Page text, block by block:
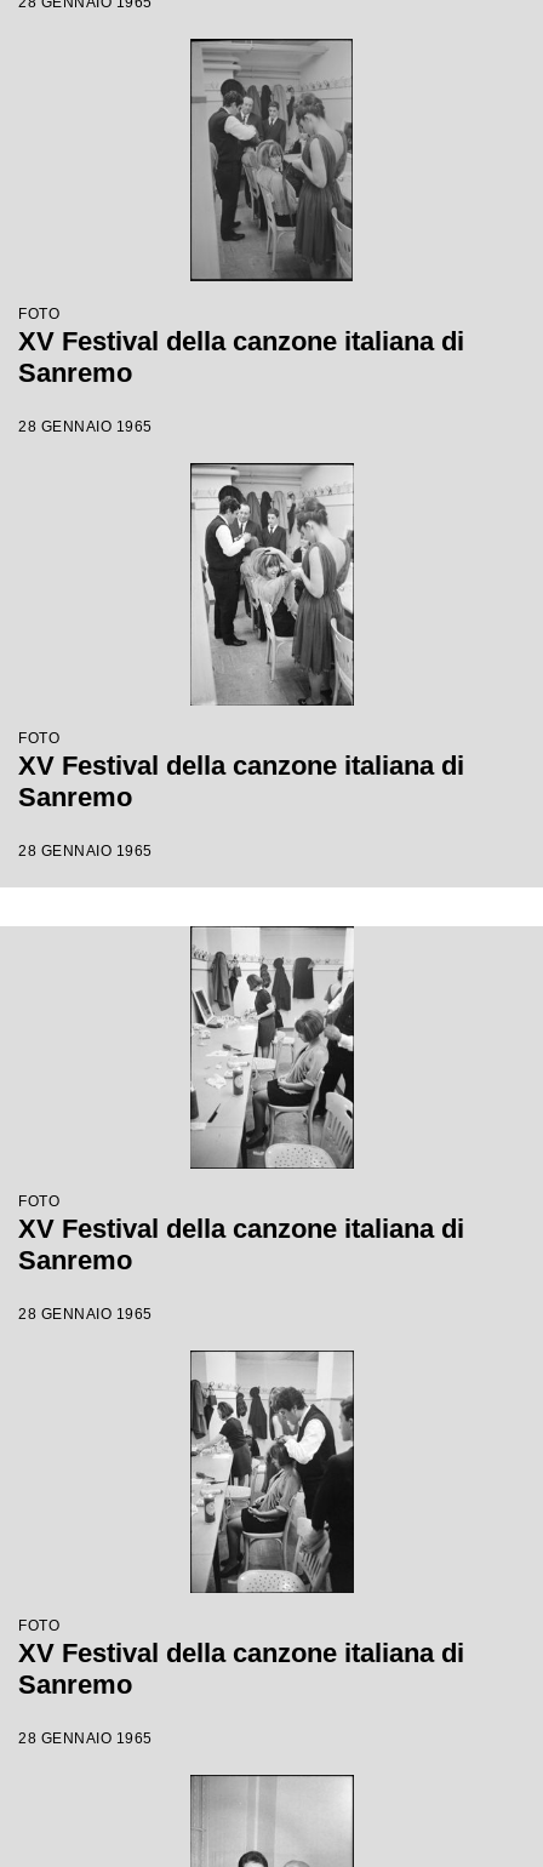
FOTO
XV Festival della canzone italiana di
Sanremo
28 GENNAIO 1965
FOTO
XV Festival della canzone italiana di
Sanremo
28 GENNAIO 1965
FOTO
XV Festival della canzone italiana di
Sanremo
28 GENNAIO 1965
FOTO
XV Festival della canzone italiana di
Sanremo
28 GENNAIO 1965